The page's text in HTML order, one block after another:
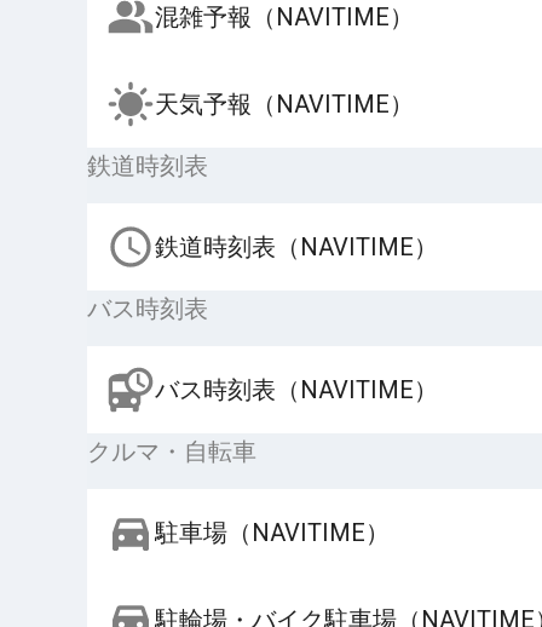
混雑予報（NAVITIME）
天気予報（NAVITIME）
鉄道時刻表
鉄道時刻表（NAVITIME）
バス時刻表
バス時刻表（NAVITIME）
クルマ・自転車
駐車場（NAVITIME）
駐輪場・バイク駐車場（NAVITIME